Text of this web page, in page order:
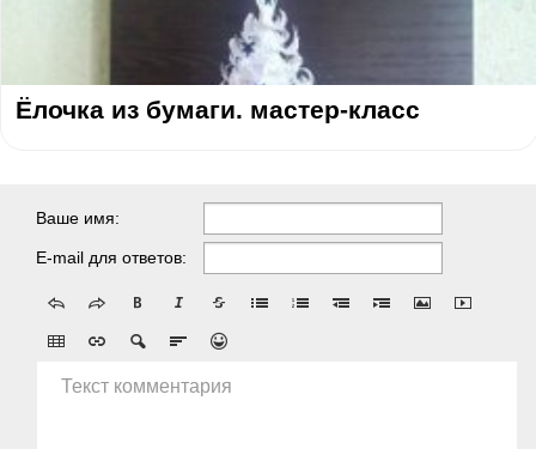
Ёлочка из бумаги. мастер-класс
Ваше имя:
E-mail для ответов:
Текст комментария